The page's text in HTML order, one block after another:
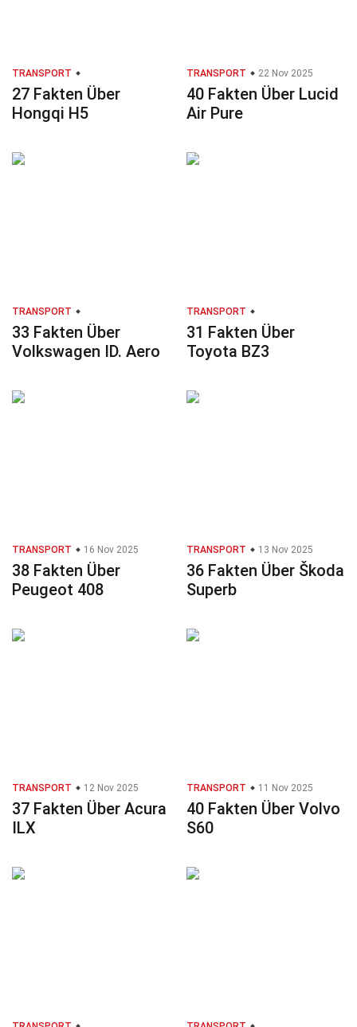
TRANSPORT
27 Fakten Über
Hongqi H5
TRANSPORT 22 Nov 2025
40 Fakten Über Lucid
Air Pure
TRANSPORT
33 Fakten Über
Volkswagen ID. Aero
TRANSPORT
31 Fakten Über
Toyota BZ3
TRANSPORT 16 Nov 2025
38 Fakten Über
Peugeot 408
TRANSPORT 13 Nov 2025
36 Fakten Über Škoda
Superb
TRANSPORT 12 Nov 2025
37 Fakten Über Acura
ILX
TRANSPORT 11 Nov 2025
40 Fakten Über Volvo
S60